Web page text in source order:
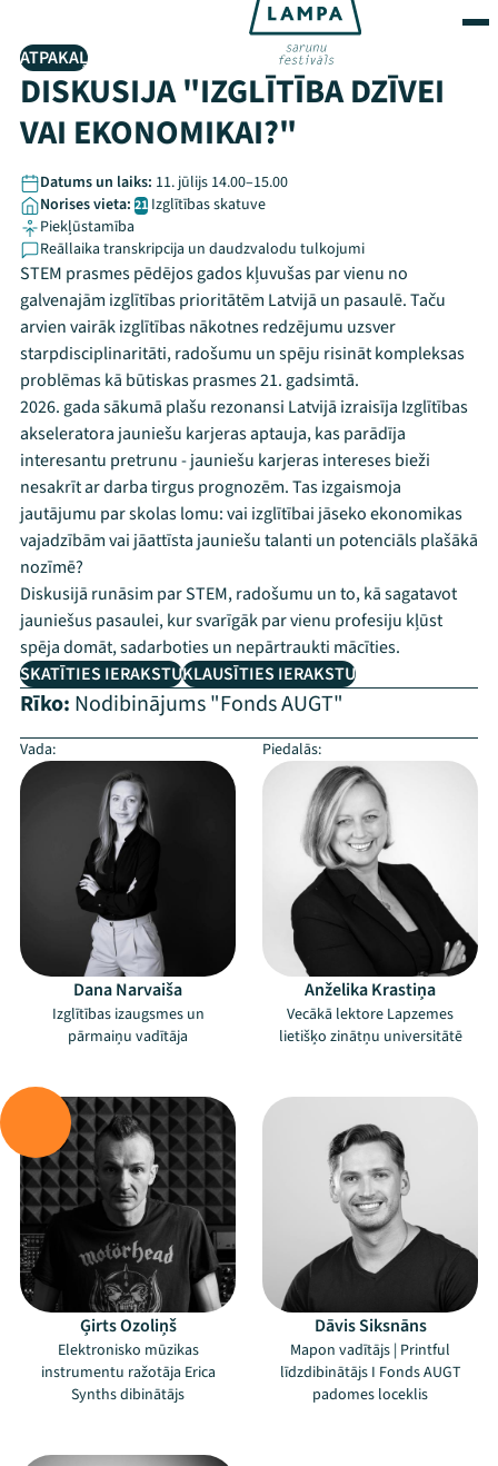
Mana programma
ATPAKAĻ
DISKUSIJA "IZGLĪTĪBA DZĪVEI
VAI EKONOMIKAI?"
Datums un laiks: 11. jūlijs 14.00–15.00
Norises vieta: 21 Izglītības skatuve
Piekļūstamība
Reāllaika transkripcija un daudzvalodu tulkojumi
STEM prasmes pēdējos gados kļuvušas par vienu no
galvenajām izglītības prioritātēm Latvijā un pasaulē. Taču
arvien vairāk izglītības nākotnes redzējumu uzsver
starpdisciplinaritāti, radošumu un spēju risināt kompleksas
problēmas kā būtiskas prasmes 21. gadsimtā.
2026. gada sākumā plašu rezonansi Latvijā izraisīja Izglītības
akseleratora jauniešu karjeras aptauja, kas parādīja
interesantu pretrunu - jauniešu karjeras intereses bieži
nesakrīt ar darba tirgus prognozēm. Tas izgaismoja
jautājumu par skolas lomu: vai izglītībai jāseko ekonomikas
vajadzībām vai jāattīsta jauniešu talanti un potenciāls plašākā
nozīmē?
Diskusijā runāsim par STEM, radošumu un to, kā sagatavot
jauniešus pasaulei, kur svarīgāk par vienu profesiju kļūst
spēja domāt, sadarboties un nepārtraukti mācīties.
SKATĪTIES IERAKSTUKLAUSĪTIES IERAKSTU
Rīko: Nodibinājums "Fonds AUGT"
Vada:
Dana Narvaiša
Izglītības izaugsmes un
pārmaiņu vadītāja
Piedalās:
Anželika Krastiņa
Vecākā lektore Lapzemes
lietišķo zinātņu universitātē
–
Ģirts Ozoliņš
Elektronisko mūzikas
instrumentu ražotāja Erica
Synths dibinātājs
Dāvis Siksnāns
Mapon vadītājs | Printful
līdzdibinātājs I Fonds AUGT
padomes loceklis